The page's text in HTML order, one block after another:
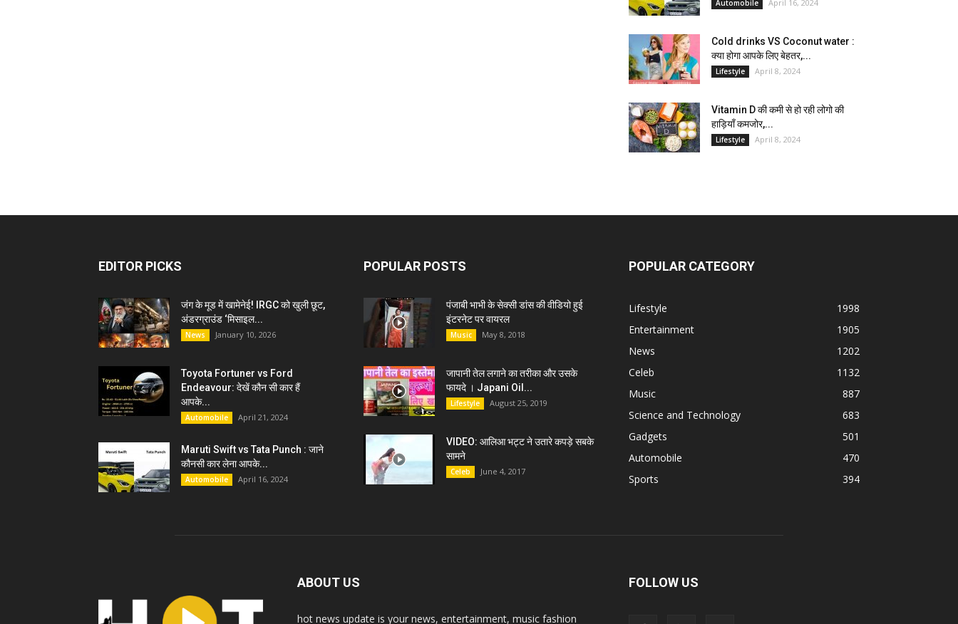
Automobile April 16, 2024
Cold drinks VS Coconut water :
क्या होगा आपके लिए बेहतर,...
Lifestyle April 8, 2024
Vitamin D की कमी से हो रही लोगो की
हाड़ियाँ कमजोर,...
Lifestyle April 8, 2024
EDITOR PICKS
जंग के मूड में खामेनेई! IRGC को खुली छूट,
अंडरग्राउंड ‘मिसाइल...
News January 10, 2026
Toyota Fortuner vs Ford
Endeavour: देखें कौन सी कार हैं
आपके...
Automobile April 21, 2024
Maruti Swift vs Tata Punch : जाने
कौनसी कार लेना आपके...
Automobile April 16, 2024
POPULAR POSTS
पंजाबी भाभी के सेक्सी डांस की वीडियो हुई
इंटरनेट पर वायरल
Music May 8, 2018
जापानी तेल लगाने का तरीका और उसके
फायदे । Japani Oil...
Lifestyle August 25, 2019
VIDEO: आलिआ भट्ट ने उतारे कपड़े सबके
सामने
Celeb June 4, 2017
POPULAR CATEGORY
Lifestyle
1998
Entertainment
1905
News
1202
Celeb
1132
Music
887
Science and Technology
683
Gadgets
501
Automobile
470
Sports
394
ABOUT US
hot news update is your news, entertainment, music fashion
FOLLOW US